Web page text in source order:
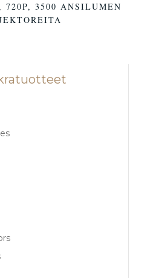
720P, 3500 ANSILUMEN